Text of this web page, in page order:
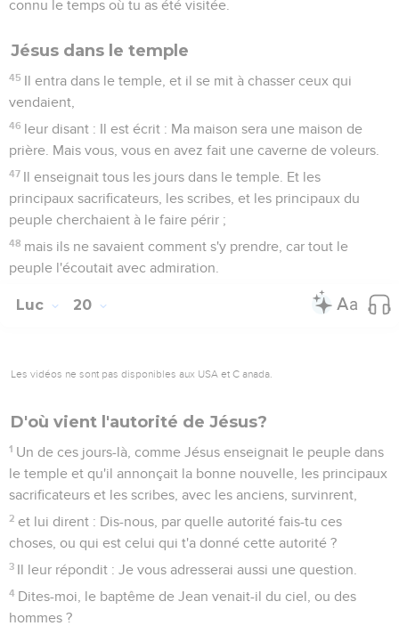
connu le temps où tu as été visitée.
Jésus dans le temple
45 Il entra dans le temple, et il se mit à chasser ceux qui
vendaient,
46 leur disant : Il est écrit : Ma maison sera une maison de
prière. Mais vous, vous en avez fait une caverne de voleurs.
47 Il enseignait tous les jours dans le temple. Et les
principaux sacrificateurs, les scribes, et les principaux du
peuple cherchaient à le faire périr ;
48 mais ils ne savaient comment s'y prendre, car tout le
peuple l'écoutait avec admiration.
Luc 20
Les vidéos ne sont pas disponibles aux USA et C anada.
D'où vient l'autorité de Jésus?
1 Un de ces jours-là, comme Jésus enseignait le peuple dans
le temple et qu'il annonçait la bonne nouvelle, les principaux
sacrificateurs et les scribes, avec les anciens, survinrent,
2 et lui dirent : Dis-nous, par quelle autorité fais-tu ces
choses, ou qui est celui qui t'a donné cette autorité ?
3 Il leur répondit : Je vous adresserai aussi une question.
4 Dites-moi, le baptême de Jean venait-il du ciel, ou des
hommes ?